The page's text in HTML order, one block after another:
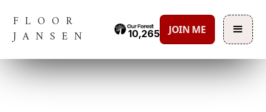
FLOOR
JANSEN
10,265 JOIN ME